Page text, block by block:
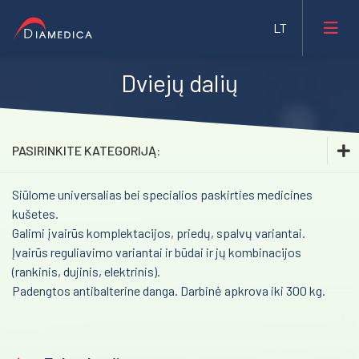
Laboratorinė medicina
Veterinarija
Gyvybės mokslai
Mėginių transportavimo sistemos/Laboratorijos
automatizavimas
Dviejų dalių
PASIRINKITE KATEGORIJĄ:
Laboratorinė medicina
Medicininė įranga ir priemonės
Inhaliacinė sedacija. Sedaconda ACD
Bristol Maid™ medicininiai baldai
Siūlome universalias bei specialios paskirties medicines
kušetes.
Galimi įvairūs komplektacijos, priedų, spalvų variantai.
Įvairūs reguliavimo variantai ir būdai ir jų kombinacijos
(rankinis, dujinis, elektrinis).
Padengtos antibalterine danga. Darbinė apkrova iki 300 kg.